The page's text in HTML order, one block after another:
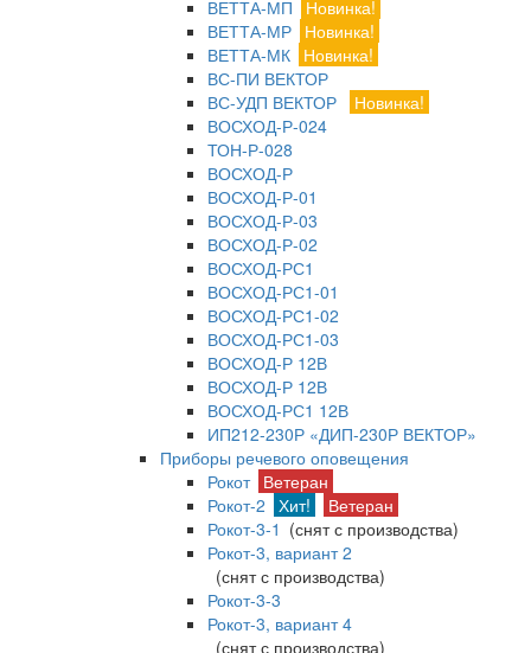
ВЕТТА-МП
Новинка!
ВЕТТА-МР Новинка!
ВЕТТА-МК Новинка!
ВС-ПИ ВЕКТОР
ВС-УДП ВЕКТОР
Новинка!
ВОСХОД-Р-024
ТОН-Р-028
ВОСХОД-Р
ВОСХОД-Р-01
ВОСХОД-Р-03
ВОСХОД-Р-02
ВОСХОД-РС1
ВОСХОД-РС1-01
ВОСХОД-РС1-02
ВОСХОД-РС1-03
ВОСХОД-Р 12В
ВОСХОД-Р 12В
ВОСХОД-РС1 12В
ИП212-230Р «ДИП-230Р ВЕКТОР»
Приборы речевого оповещения
Рокот Ветеран
Рокот-2 Хит!
Ветеран
Рокот-3-1 (снят с производства)
Рокот-3, вариант 2
(снят с производства)
Рокот-3-3
Рокот-3, вариант 4
(снят с производства)